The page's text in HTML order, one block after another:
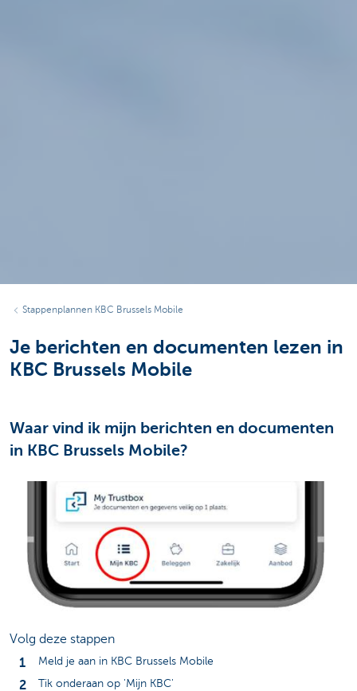
Stappenplannen KBC Brussels Mobile
Je berichten en documenten lezen in
KBC Brussels Mobile
Waar vind ik mijn berichten en documenten
in KBC Brussels Mobile?
Volg deze stappen
Meld je aan in KBC Brussels Mobile
Tik onderaan op 'Mijn KBC'